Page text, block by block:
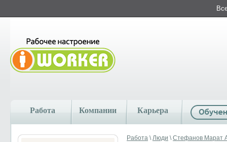
Работа Компании Карьера
Работа \Люди \Стефанов Марат